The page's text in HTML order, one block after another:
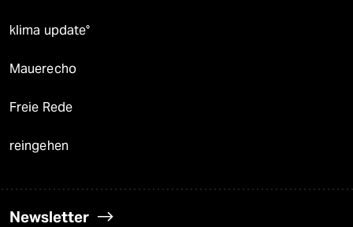
klima update°
Mauerecho
Freie Rede
reingehen
Newsletter